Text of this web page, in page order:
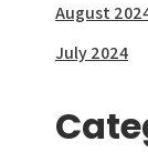
August
July 2024